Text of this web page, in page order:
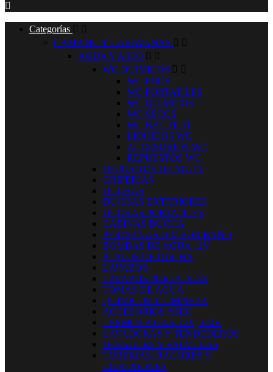

Categorías  
CAMPING Y CARAVANAS  
AGUA Y ASEO  
WC QUIMICOS  
WC FIJOS
WC PORTATILES
WC QUIMICOS
WC SECOS
WC NAUTICO
LIQUIDOS WC
ACCESORIOS WC
REPUESTOS WC
DEPOSITOS DE AGUA
GRIFERIAS
DUCHAS
DUCHAS EXTERIORES
DUCHAS PORTATILES
CABINAS DUCHA
PERCIANAS DIVISOR BAÑO
BOMBAS DE AGUA 12V
PLATOS DE DUCHA
LAVABOS
LAVABOS PORTATILES
TOMAS DE AGUA
QUIMICOS Y LIMPIEZA
ACCESORIOS ASEO
TERMOS A GAS, 12V, 220V
LAVADORAS Y TENDEDEROS
DESAGUES Y VALVULAS
TUBERIAS, RACORES Y
CONEXIONES